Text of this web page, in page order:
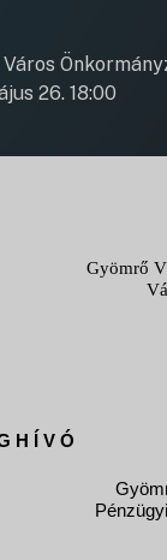
26. 18:00
Gyömrő
H Í V Ó